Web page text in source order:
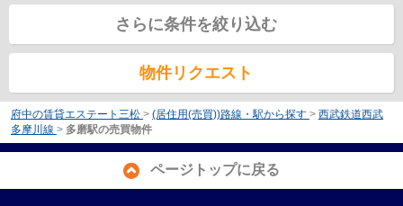
さらに条件を絞り込む
物件リクエスト
府中の賃貸エステート三松 > (居住用(売買))路線・駅から探す > 西武鉄道西武
多摩川線 > 多磨駅の売買物件
ページトップに戻る